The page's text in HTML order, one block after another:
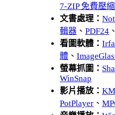
7-ZIP 免費壓
文書處理：
輯器 、 PDF24 、
看圖軟體：
體 、
螢幕抓圖：
WinSnap
影片播放：
PotPlayer 、